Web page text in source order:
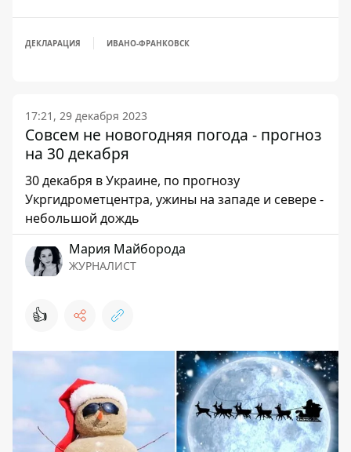
ДЕКЛАРАЦИЯ ИВАНО-ФРАНКОВСК
17:21, 29 декабря 2023
Совсем не новогодняя погода - прогноз
на 30 декабря
30 декабря в Украине, по прогнозу
Укргидрометцентра, ужины на западе и севере -
небольшой дождь
Мария Майборода
ЖУРНАЛИСТ
👍